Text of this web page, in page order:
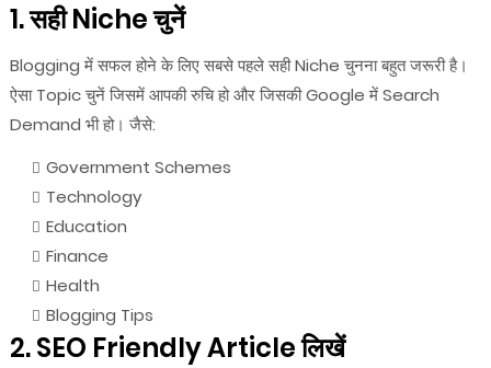
1. सही Niche चुनें
Blogging में सफल होने के लिए सबसे पहले सही Niche चुनना बहुत जरूरी है।
ऐसा Topic चुनें जिसमें आपकी रुचि हो और जिसकी Google में Search
Demand भी हो। जैसे:
Government Schemes
Technology
Education
Finance
Health
Blogging Tips
2. SEO Friendly Article लिखें